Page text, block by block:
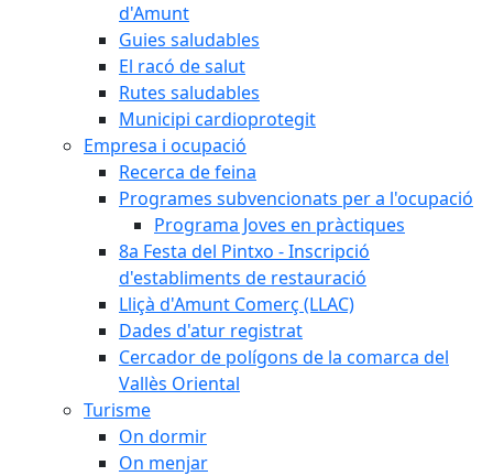
d'Amunt
Guies saludables
El racó de salut
Rutes saludables
Municipi cardioprotegit
Empresa i ocupació
Recerca de feina
Programes subvencionats per a l'ocupació
Programa Joves en pràctiques
8a Festa del Pintxo - Inscripció
d'establiments de restauració
Lliçà d'Amunt Comerç (LLAC)
Dades d'atur registrat
Cercador de polígons de la comarca del
Vallès Oriental
Turisme
On dormir
On menjar